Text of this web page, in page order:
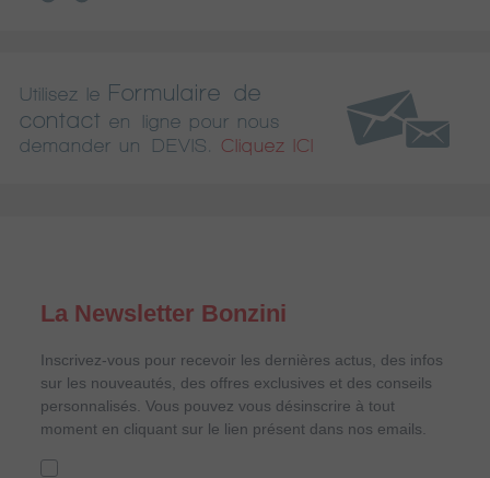
Utilisez le Formulaire de
contact en ligne pour nous
demander un DEVIS.
Cliquez ICI
La Newsletter Bonzini
Inscrivez-vous pour recevoir les dernières actus, des infos
sur les nouveautés, des offres exclusives et des conseils
personnalisés. Vous pouvez vous désinscrire à tout
moment en cliquant sur le lien présent dans nos emails.